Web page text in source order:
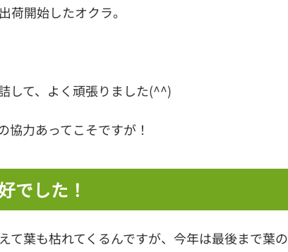
荷開始したオクラ。
して、よく頑張りました(^^)
協力あってこそですが！
でした！
て葉も枯れてくるんですが、今年は最後まで葉の